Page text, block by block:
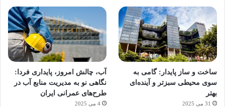
ساخت و ساز پایدار: گامی به
سوی محیطی سبزتر و آینده‌ای
بهتر
31 می 2025
آب، چالش امروز، پایداری فردا:
نگاهی نو به مدیریت منابع آب در
طرح‌های عمرانی ایران
4 می 2025
آماده
برای
کشف
توسط
ژاکت
در
ی سفر
مجازی
…
توسط
ورزش
با
ساعت
هوشمند
عکاسی
با طعم
توسط
ژاکت
در
هدفون
های
2023
توسط
ژاکت